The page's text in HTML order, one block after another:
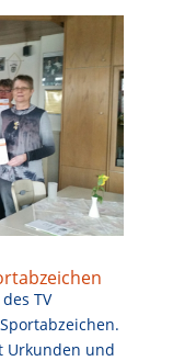
TV
Urkunden und